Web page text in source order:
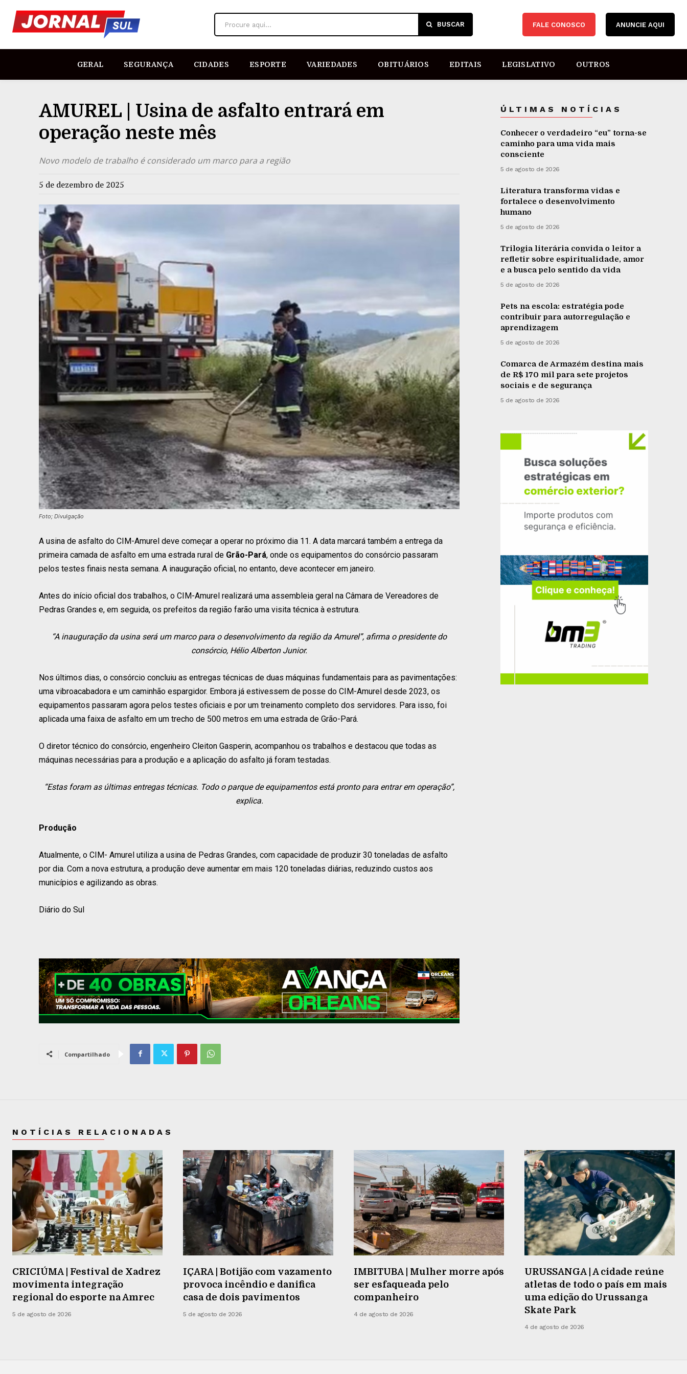
Procure aqui... BUSCAR FALE CONOSCO ANUNCIE AQUI
GERAL SEGURANÇA CIDADES ESPORTE VARIEDADES OBITUÁRIOS EDITAIS LEGISLATIVO OUTROS
AMUREL | Usina de asfalto entrará em
operação neste mês
Novo modelo de trabalho é considerado um marco para a região
5 de dezembro de 2025
Foto; Divulgação
A usina de asfalto do CIM-Amurel deve começar a operar no próximo dia 11. A data marcará também a entrega da
primeira camada de asfalto em uma estrada rural de Grão-Pará, onde os equipamentos do consórcio passaram
pelos testes finais nesta semana. A inauguração oficial, no entanto, deve acontecer em janeiro.
Antes do início oficial dos trabalhos, o CIM-Amurel realizará uma assembleia geral na Câmara de Vereadores de
Pedras Grandes e, em seguida, os prefeitos da região farão uma visita técnica à estrutura.
“A inauguração da usina será um marco para o desenvolvimento da região da Amurel”, afirma o presidente do
consórcio, Hélio Alberton Junior.
Nos últimos dias, o consórcio concluiu as entregas técnicas de duas máquinas fundamentais para as pavimentações:
uma vibroacabadora e um caminhão espargidor. Embora já estivessem de posse do CIM-Amurel desde 2023, os
equipamentos passaram agora pelos testes oficiais e por um treinamento completo dos servidores. Para isso, foi
aplicada uma faixa de asfalto em um trecho de 500 metros em uma estrada de Grão-Pará.
O diretor técnico do consórcio, engenheiro Cleiton Gasperin, acompanhou os trabalhos e destacou que todas as
máquinas necessárias para a produção e a aplicação do asfalto já foram testadas.
“Estas foram as últimas entregas técnicas. Todo o parque de equipamentos está pronto para entrar em operação”,
explica.
Produção
Atualmente, o CIM- Amurel utiliza a usina de Pedras Grandes, com capacidade de produzir 30 toneladas de asfalto
por dia. Com a nova estrutura, a produção deve aumentar em mais 120 toneladas diárias, reduzindo custos aos
municípios e agilizando as obras.
Diário do Sul
Compartilhado
ÚLTIMAS NOTÍCIAS
Conhecer o verdadeiro “eu” torna-se
caminho para uma vida mais
consciente
5 de agosto de 2026
Literatura transforma vidas e
fortalece o desenvolvimento
humano
5 de agosto de 2026
Trilogia literária convida o leitor a
refletir sobre espiritualidade, amor
e a busca pelo sentido da vida
5 de agosto de 2026
Pets na escola: estratégia pode
contribuir para autorregulação e
aprendizagem
5 de agosto de 2026
Comarca de Armazém destina mais
de R$ 170 mil para sete projetos
sociais e de segurança
5 de agosto de 2026
NOTÍCIAS RELACIONADAS
CRICIÚMA | Festival de Xadrez
movimenta integração
regional do esporte na Amrec
5 de agosto de 2026
IÇARA | Botijão com vazamento
provoca incêndio e danifica
casa de dois pavimentos
5 de agosto de 2026
IMBITUBA | Mulher morre após
ser esfaqueada pelo
companheiro
4 de agosto de 2026
URUSSANGA | A cidade reúne
atletas de todo o país em mais
uma edição do Urussanga
Skate Park
4 de agosto de 2026